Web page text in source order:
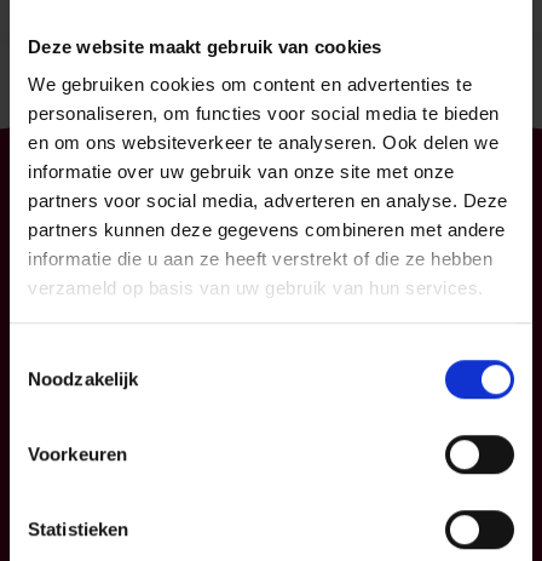
Deze website maakt gebruik van cookies
We gebruiken cookies om content en advertenties te
personaliseren, om functies voor social media te bieden
en om ons websiteverkeer te analyseren. Ook delen we
informatie over uw gebruik van onze site met onze
partners voor social media, adverteren en analyse. Deze
partners kunnen deze gegevens combineren met andere
informatie die u aan ze heeft verstrekt of die ze hebben
verzameld op basis van uw gebruik van hun services.
Noodzakelijk
Voorkeuren
Statistieken
Particulier
Uw mobiliteit
Uw woning en
beleggen
Professioneel
Uw bedrijf
KMO
Info